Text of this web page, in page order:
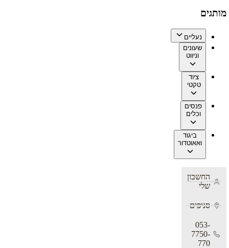
מותגים
נעליים
שעונים
וניווט
ציוד
טקטי
פנסים
וכלים
ביגוד
ואאוטדור
החשבון
שלי
סניפים
053-
7750-
770